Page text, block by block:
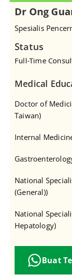
Dr Ong
Spesialis
Status
Full-Time
Medical
Doctor of
Taiwan)
Internal
National
(General))
National
Hepatology)
Buat